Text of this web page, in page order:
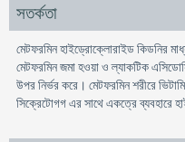
সতর্কতা
মেটফরমিন হাইড্রোক্লোরাইড কিডনির
মেটফরমিন জমা হওয়া ও ল্যাকটিক
উপর নির্ভর করে। মেটফরমিন শরীরে
সিক্রেটোগগ এর সাথে একত্রে ব্যবহারে